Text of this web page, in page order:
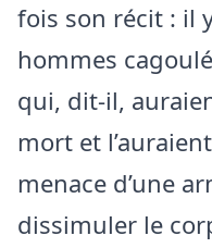
fois son récit : il
hommes
qui, dit-il,
mort et
menace d’une
dissimuler le